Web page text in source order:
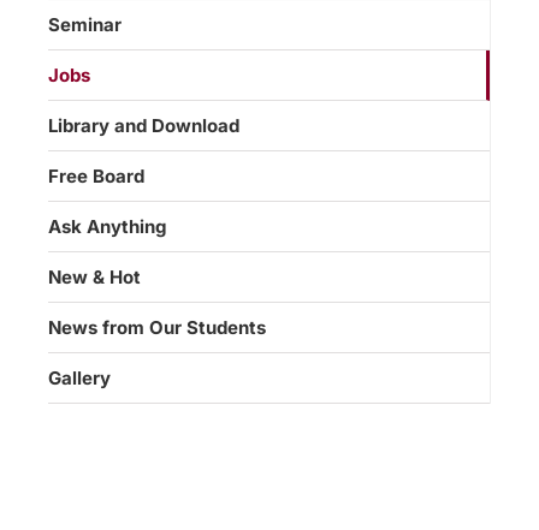
Seminar
Jobs
Library and Download
Free Board
Ask Anything
New & Hot
News from Our Students
Gallery